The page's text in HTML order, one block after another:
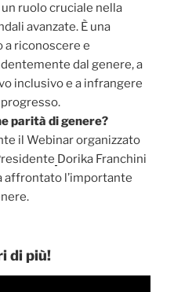
ruolo cruciale nella
avanzate. È una
a riconoscere e
dal genere, a
inclusivo e a infrangere
parità di genere?
il Webinar organizzato
Dorika Franchini
affrontato l’importante
di più!